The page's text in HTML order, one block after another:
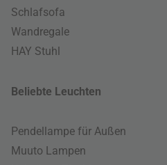
Schlafsofa
Wandregale
HAY Stuhl
Beliebte Leuchten
Pendellampe für Außen
Muuto Lampen